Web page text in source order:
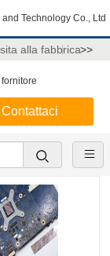
Technology Co., Ltd
alla fabbrica>>
fornitore
Contattaci